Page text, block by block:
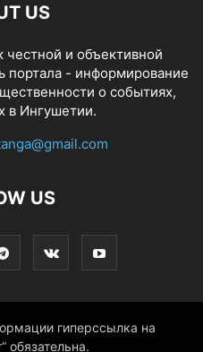
US
честной и объективной
портала - информирование
о событиях,
в Ингушетии.
US
гиперссылка на
обязательна.